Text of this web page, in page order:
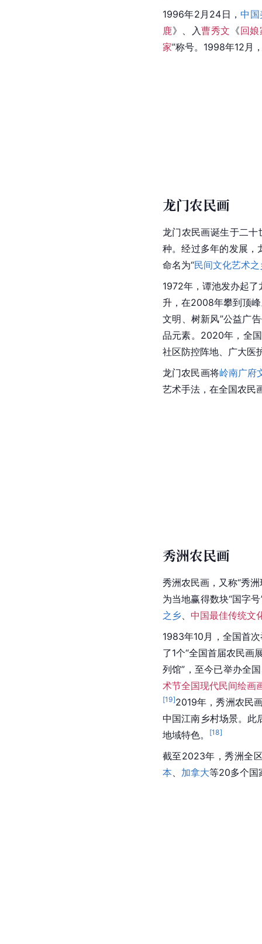
1996年2月24日，中国
鹿》、入曹秀文 《回娘
家”称号。1998年12月
龙门农民画
龙门农民画诞生于二
种。经过多年的发展
命名为“民间文化艺术之
1972年，谭池发办起
升，在2008年攀到顶
文明、树新风”公益广
品元素。2020年，全
社区防控阵地、广大医
龙门农民画将岭南广府
艺术手法，在全国农民
秀洲农民画
秀洲农民画，又称“秀
为当地赢得数块“国字
之乡、 中国最佳传统文
1983年10月，全国首次
了1个“全国首届农民画
列馆”，至今已举办全
术节全国现代民间绘画
[19]2019年，秀洲农民
中国江南乡村场景。此
地域特色。
[18]
截至2023年，秀洲全
本、 加拿大等20多个国